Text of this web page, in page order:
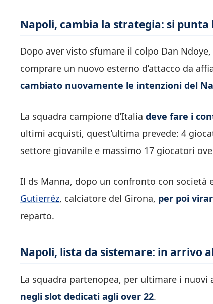
Napoli, cambia la strategia: si punta
Dopo aver visto sfumare il colpo Dan
comprare un nuovo esterno d’attacco da
cambiato nuovamente le intenzioni del
La squadra campione d’Italia deve fare i
ultimi acquisti, quest’ultima prevede: 4
settore giovanile e massimo 17 giocatori
Il ds Manna, dopo un confronto con
Gutierréz, calciatore del Girona, per poi
reparto.
Napoli, lista da sistemare: in arrivo
La squadra partenopea, per ultimare i nuovi
negli slot dedicati agli over 22.